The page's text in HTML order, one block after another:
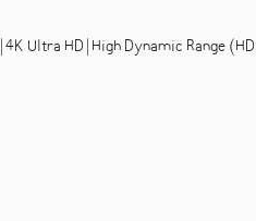
HD | High Dynamic Range